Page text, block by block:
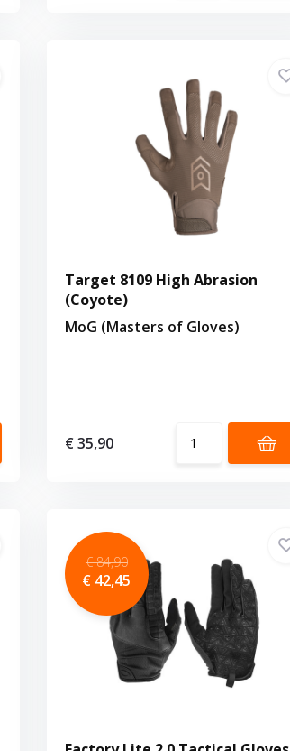
Target 8109 High Abrasion
(Coyote)
MoG (Masters of Gloves)
€ 35,90
€ 84,90
€ 42,45